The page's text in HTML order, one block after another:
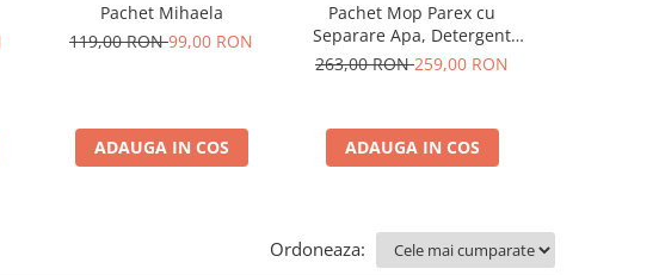
Pachet Mihaela
119,00 RON99,00 RON
ADAUGA IN COS
Pachet Mop Parex cu
Separare Apa, Detergent
Pardoseli, Odorizant
263,00 RON259,00 RON
ADAUGA IN COS
Ordoneaza: